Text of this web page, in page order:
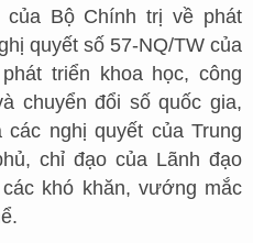
của Bộ Chính trị về phát
quyết số 57-NQ/TW của
triển khoa học, công
chuyển đổi số quốc gia,
nghị quyết của Trung
chỉ đạo của Lãnh đạo
khó khăn, vướng mắc